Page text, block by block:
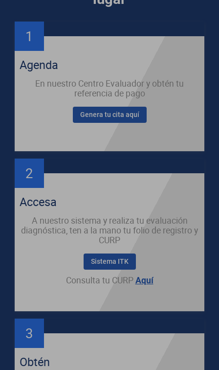
1
Agenda
En nuestro Centro Evaluador y obtén tu
referencia de pago
Genera tu cita aquí
2
Accesa
A nuestro sistema y realiza tu evaluación
diagnóstica, ten a la mano tu folio de registro y
CURP
Sistema ITK
Consulta tu CURPAquí
3
Obtén